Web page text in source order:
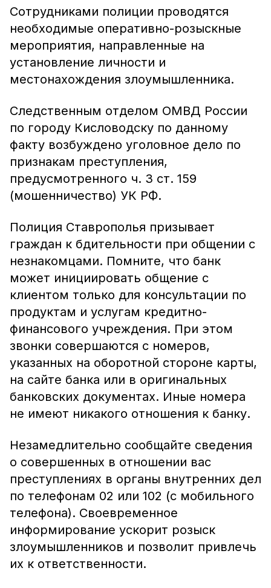
Сотрудниками полиции проводятся
необходимые оперативно-розыскные
мероприятия, направленные на
установление личности и
местонахождения злоумышленника.
Следственным отделом ОМВД России
по городу Кисловодску по данному
факту возбуждено уголовное дело по
признакам преступления,
предусмотренного ч. 3 ст. 159
(мошенничество) УК РФ.
Полиция Ставрополья призывает
граждан к бдительности при общении с
незнакомцами. Помните, что банк
может инициировать общение с
клиентом только для консультации по
продуктам и услугам кредитно-
финансового учреждения. При этом
звонки совершаются с номеров,
указанных на оборотной стороне карты,
на сайте банка или в оригинальных
банковских документах. Иные номера
не имеют никакого отношения к банку.
Незамедлительно сообщайте сведения
о совершенных в отношении вас
преступлениях в органы внутренних дел
по телефонам 02 или 102 (с мобильного
телефона). Своевременное
информирование ускорит розыск
злоумышленников и позволит привлечь
их к ответственности.